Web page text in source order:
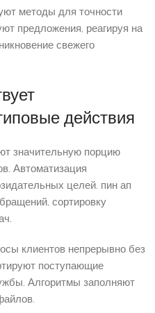
методы для точности
предложения, реагируя на
свежего
действия
значительную порцию
Автоматизация
целей. пин ап
сортировку
клиентов непрерывно без
поступающие
Алгоритмы заполняют